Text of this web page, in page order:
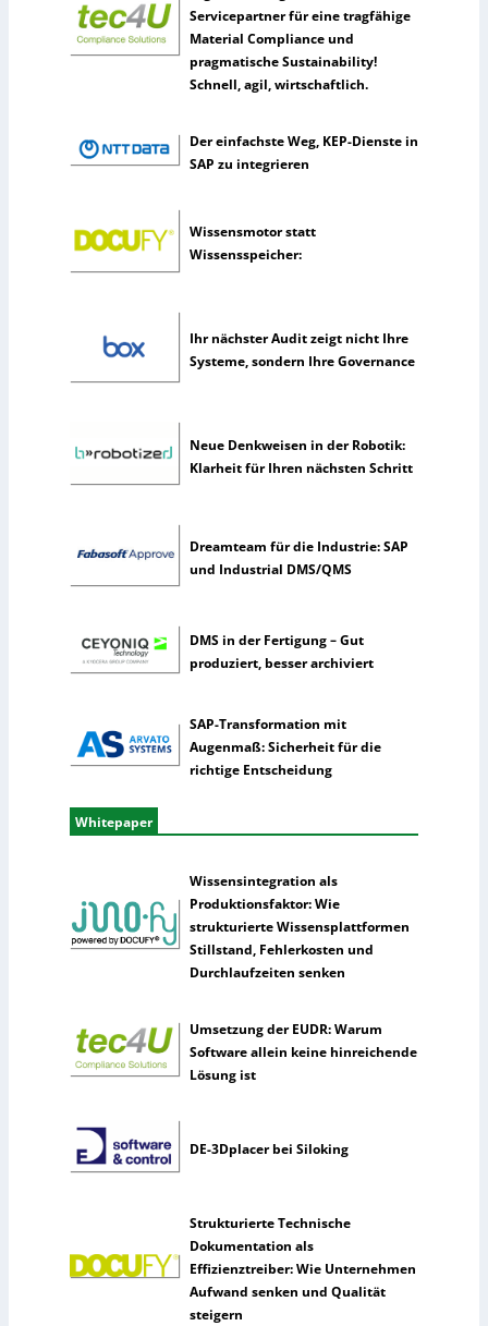
l
t
e
k
t
l
e
I
e
n
Servicepartner für eine tragfähige
Material Compliance und
pragmatische Sustainability!
Schnell, agil, wirtschaftlich.
Der einfachste Weg, KEP-Dienste in
SAP zu integrieren
Wissensmotor statt
Wissensspeicher:
Ihr nächster Audit zeigt nicht Ihre
Systeme, sondern Ihre Governance
Neue Denkweisen in der Robotik:
Klarheit für Ihren nächsten Schritt
Dreamteam für die Industrie: SAP
und Industrial DMS/QMS
DMS in der Fertigung – Gut
produziert, besser archiviert
SAP-Transformation mit
Augenmaß: Sicherheit für die
richtige Entscheidung
Whitepaper
Wissensintegration als
Produktionsfaktor: Wie
strukturierte Wissensplattformen
Stillstand, Fehlerkosten und
Durchlaufzeiten senken
Umsetzung der EUDR: Warum
Software allein keine hinreichende
Lösung ist
DE-3Dplacer bei Siloking
Strukturierte Technische
Dokumentation als
Effizienztreiber: Wie Unternehmen
Aufwand senken und Qualität
steigern